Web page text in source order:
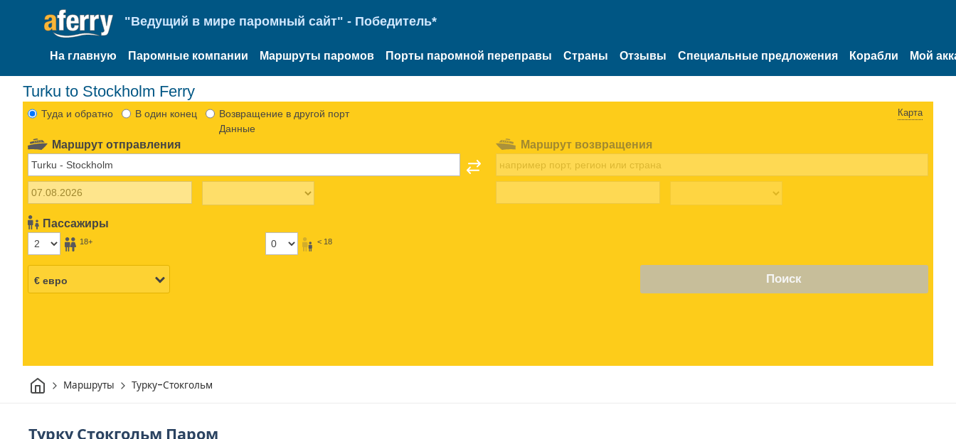
"Ведущий в мире паромный сайт" - Победитель*
На главную Паромные компании Маршруты паромов Порты паромной переправы Страны Отзывы Специальные предложения Корабли Мой
Turku to Stockholm Ferry
Туда и обратно В один конец
Возвращение в другой порт
Данные
Карта
Маршрут отправления
Пассажиры
18+ < 18
Маршрут возвращения
Поиск
ДомМаршруты Турку-Стокгольм
Турку Стокгольм Паром